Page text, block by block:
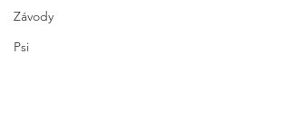
Závody
Psi